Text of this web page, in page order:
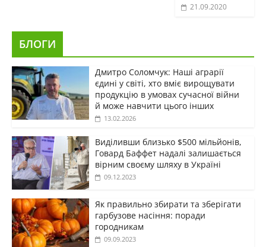
21.09.2020
БЛОГИ
Дмитро Соломчук: Наші аграрії
єдині у світі, хто вміє вирощувати
продукцію в умовах сучасної війни
й може навчити цього інших
13.02.2026
Виділивши близько $500 мільйонів,
Говард Баффет надалі залишається
вірним своєму шляху в Україні
09.12.2023
Як правильно збирати та зберігати
гарбузове насіння: поради
городникам
09.09.2023